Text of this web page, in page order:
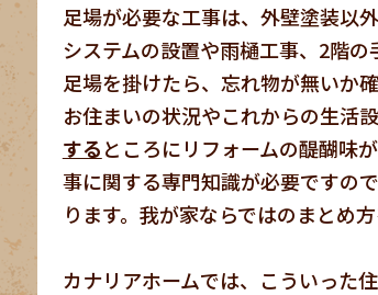
足場が必要な工事は、外壁塗装以
システムの設置や雨樋工事、2階の
足場を掛けたら、忘れ物が無いか
お住まいの状況やこれからの生活
するところにリフォームの醍醐味
事に関する専門知識が必要ですの
ります。我が家ならではのまとめ
カナリアホームでは、こういった